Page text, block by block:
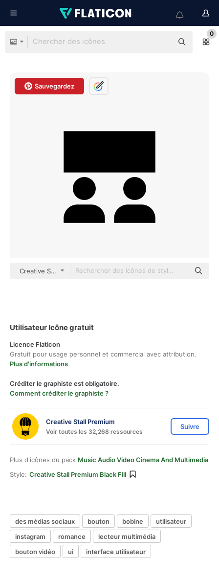
0
Sauvegardez
Creative Stall Premium black fill
Utilisateur Icône gratuit
Licence Flaticon
Gratuit pour usage personnel et commercial avec attribution.
Plus d'informations
Créditer le graphiste est obligatoire.
Comment créditer le graphiste ?
Creative Stall Premium
Voir toutes les 32,268 ressources
Suivre
Plus d'icônes du pack Music Audio Video Cinema And Multimedia
Style: Creative Stall Premium Black Fill
des médias sociaux bouton bobine
utilisateur
instagram
romance
lecteur multimédia
bouton vidéo
ui interface utilisateur